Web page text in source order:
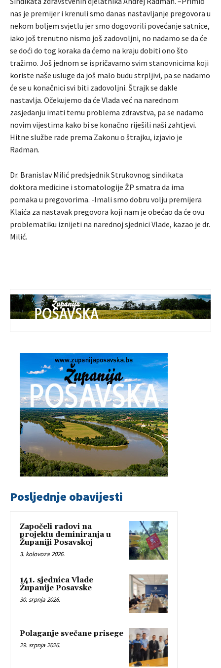
nas je premijer i krenuli smo danas nastavljanje pregovora u
nekom boljem svjetlu jer smo dogovorili povećanje satnice,
iako još trenutno nismo još zadovoljni, no nadamo se da će
se doći do tog koraka da ćemo na kraju dobiti ono što
tražimo. Još jednom se ispričavamo svim stanovnicima koji
koriste naše usluge da još malo budu strpljivi, pa se nadamo
će se u konačnici svi biti zadovoljni. Štrajk se dakle
nastavlja. Očekujemo da će Vlada već na narednom
zasjedanju imati temu problema zdravstva, pa se nadamo
novim vijestima kako bi se konačno riješili naši zahtjevi.
Hitne službe rade prema Zakonu o štrajku, izjavio je
Radman.
Dr. Branislav Milić predsjednik Strukovnog sindikata
doktora medicine i stomatologije ŽP smatra da ima
pomaka u pregovorima. -Imali smo dobru volju premijera
Klaića za nastavak pregovora koji nam je obećao da će ovu
problematiku iznijeti na narednoj sjednici Vlade, kazao je dr.
Milić.
Posljednje obavijesti
Započeli radovi na
projektu deminiranja u
Županiji Posavskoj
3. kolovoza 2026.
141. sjednica Vlade
Županije Posavske
30. srpnja 2026.
Polaganje svečane prisege
29. srpnja 2026.